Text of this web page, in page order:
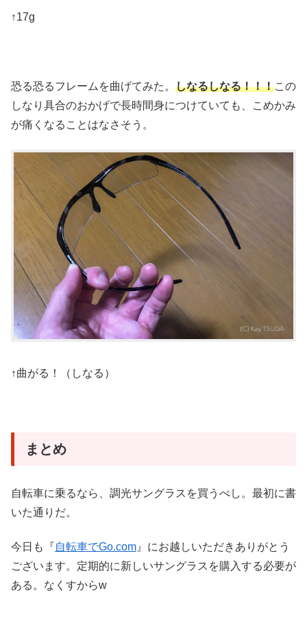
↑17g
恐る恐るフレームを曲げてみた。 しなるしなる！！！この
しなり具合のおかげで長時間身につけていても、こめかみ
が痛くなることはなさそう。
↑曲がる！（しなる）
まとめ
自転車に乗るなら、調光サングラスを買うべし。最初に書
いた通りだ。
今日も『自転車でGo.com 』にお越しいただきありがとう
ございます。定期的に新しいサングラスを購入する必要が
ある。なくすからw